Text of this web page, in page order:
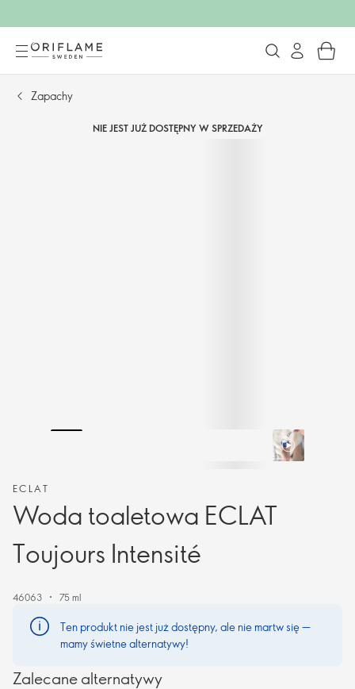
Zapachy
NIE JEST JUŻ DOSTĘPNY W SPRZEDAŻY
ECLAT
Woda toaletowa ECLAT
Toujours Intensité
46063 75 ml
Ten produkt nie jest już dostępny, ale nie martw się —
mamy świetne alternatywy!
Zalecane alternatywy